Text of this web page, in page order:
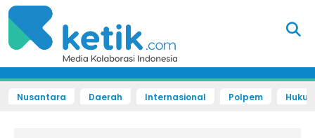
Nusantara Daerah Internasional Polpem